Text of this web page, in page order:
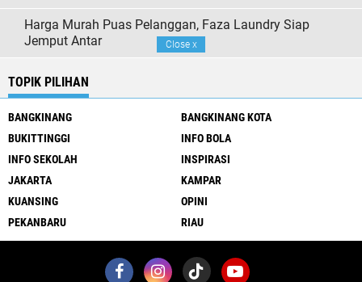
Harga Murah Puas Pelanggan, Faza Laundry Siap
Jemput Antar
TOPIK PILIHAN
BANGKINANG
BANGKINANG KOTA
BUKITTINGGI
INFO BOLA
INFO SEKOLAH
INSPIRASI
JAKARTA
KAMPAR
KUANSING
OPINI
PEKANBARU
RIAU
Close x